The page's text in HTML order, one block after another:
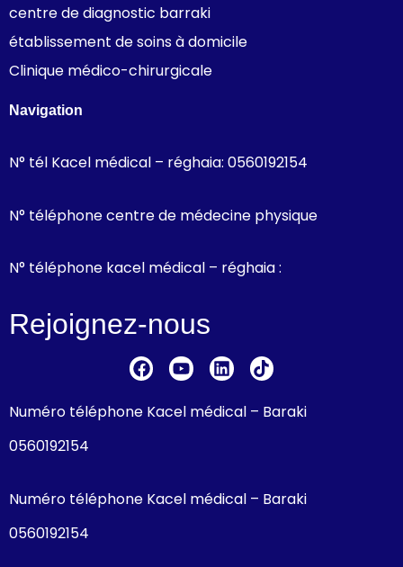
centre de diagnostic barraki
établissement de soins à domicile
Clinique médico-chirurgicale
Navigation
N° tél Kacel médical – réghaia: 0560192154
N° téléphone centre de médecine physique
N° téléphone kacel médical – réghaia :
Rejoignez-nous
Numéro téléphone Kacel médical – Baraki
0560192154
Numéro téléphone Kacel médical – Baraki
0560192154